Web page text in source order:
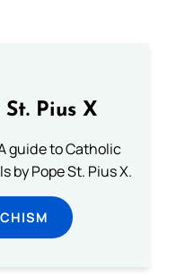
Pius X
guide to Catholic
by Pope St. Pius X.